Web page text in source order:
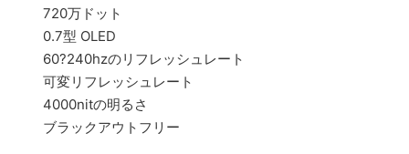
720万ドット
0.7型 OLED
60?240hzのリフレッシュレート
可変リフレッシュレート
4000nitの明るさ
ブラックアウトフリー